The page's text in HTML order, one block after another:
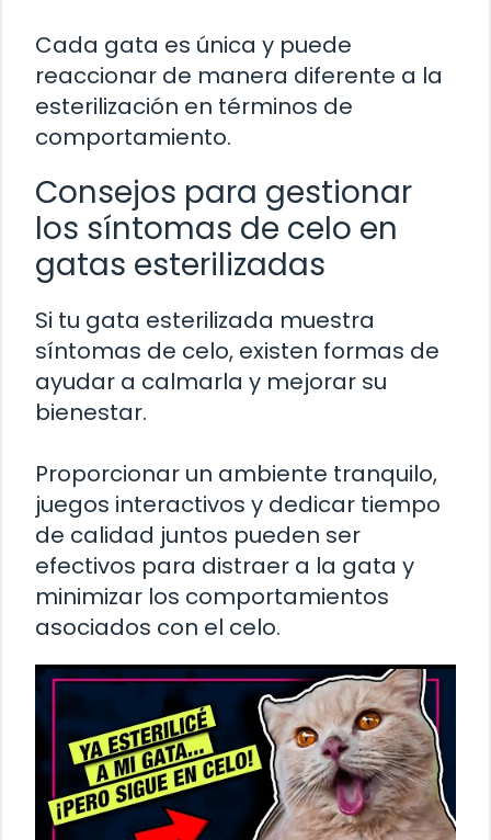
Cada gata es única y puede
reaccionar de manera diferente a la
esterilización en términos de
comportamiento.
Consejos para gestionar
los síntomas de celo en
gatas esterilizadas
Si tu gata esterilizada muestra
síntomas de celo, existen formas de
ayudar a calmarla y mejorar su
bienestar.
Proporcionar un ambiente tranquilo,
juegos interactivos y dedicar tiempo
de calidad juntos pueden ser
efectivos para distraer a la gata y
minimizar los comportamientos
asociados con el celo.